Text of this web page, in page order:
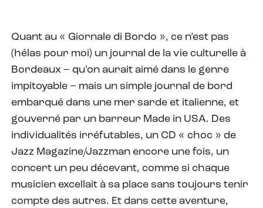
Quant au « Giornale di Bordo », ce n’est pas
(hélas pour moi) un journal de la vie culturelle à
Bordeaux – qu’on aurait aimé dans le genre
impitoyable – mais un simple journal de bord
embarqué dans une mer sarde et italienne, et
gouverné par un barreur Made in USA. Des
individualités irréfutables, un CD « choc » de
Jazz Magazine/Jazzman encore une fois, un
concert un peu décevant, comme si chaque
musicien excellait à sa place sans toujours tenir
compte des autres. Et dans cette aventure,